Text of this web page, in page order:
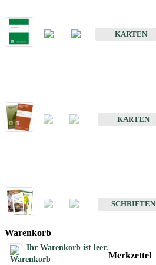
KARTEN
KARTEN
SCHRIFTEN
Warenkorb
Ihr Warenkorb ist leer.
Merkzettel